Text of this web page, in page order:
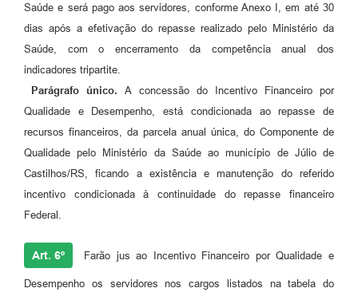
Saúde e será pago aos servidores, conforme Anexo I, em até 30
dias após a efetivação do repasse realizado pelo Ministério da
Saúde, com o encerramento da competência anual dos
indicadores tripartite.
Parágrafo único.A concessão do Incentivo Financeiro por
Qualidade e Desempenho, está condicionada ao repasse de
recursos financeiros, da parcela anual única, do Componente de
Qualidade pelo Ministério da Saúde ao município de Júlio de
Castilhos/RS, ficando a existência e manutenção do referido
incentivo condicionada à continuidade do repasse financeiro
Federal.
Art. 6º Farão jus ao Incentivo Financeiro por Qualidade e
Desempenho os servidores nos cargos listados na tabela do